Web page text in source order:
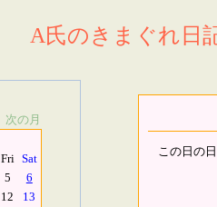
A氏のきまぐれ日
次の月
Fri Sat
5
6
12
13
この日の